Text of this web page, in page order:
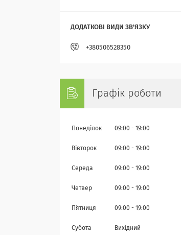
+380506528350
Графік роботи
Понеділок 09:00 19:00
Вівторок 09:00 19:00
Середа 09:00 19:00
Четвер 09:00 19:00
Пʼятниця 09:00 19:00
Субота Вихідний